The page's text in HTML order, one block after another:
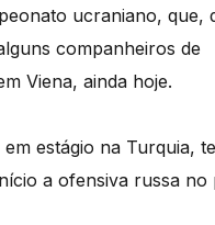
ucraniano, que,
companheiros de
Viena, ainda hoje.
estágio na Turquia,
a ofensiva russa no